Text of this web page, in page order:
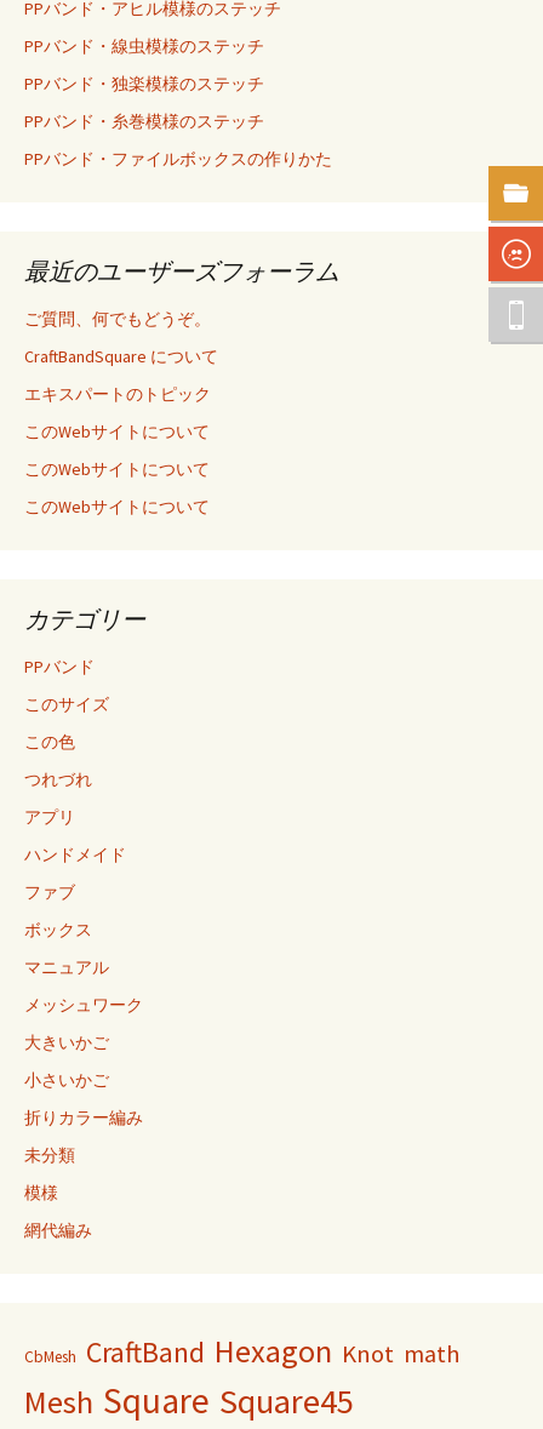
PPバンド・アヒル模様のステッチ
PPバンド・線虫模様のステッチ
PPバンド・独楽模様のステッチ
PPバンド・糸巻模様のステッチ
PPバンド・ファイルボックスの作りかた
最近のユーザーズフォーラム
ご質問、何でもどうぞ。
CraftBandSquare について
エキスパートのトピック
このWebサイトについて
このWebサイトについて
このWebサイトについて
カテゴリー
PPバンド
このサイズ
この色
つれづれ
アプリ
ハンドメイド
ファブ
ボックス
マニュアル
メッシュワーク
大きいかご
小さいかご
折りカラー編み
未分類
模様
網代編み
CbMesh CraftBand Hexagon Knot math
Mesh Square Square45